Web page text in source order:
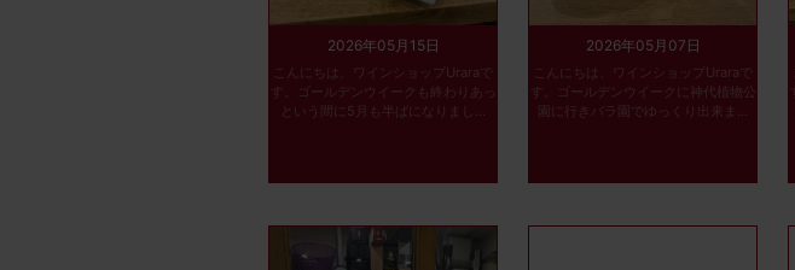
2026年05月15日
こんにちは、ワインショップUraraで
す。ゴールデンウイークも終わりあっ
という間に5月も半ばになりまし...
2026年05月07日
こんにちは、ワインショップUraraで
す。ゴールデンウイークに神代植物公
園に行きバラ園でゆっくり出来ま...